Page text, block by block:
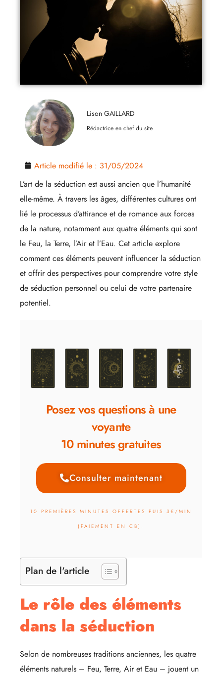
Lison GAILLARD
Rédactrice en chef du site
Article modifié le : 31/05/2024
L’art de la séduction est aussi ancien que l’humanité
elle-même. À travers les âges, différentes cultures ont
lié le processus d’attirance et de romance aux forces
de la nature, notamment aux quatre éléments qui sont
le Feu, la Terre, l’Air et l’Eau. Cet article explore
comment ces éléments peuvent influencer la séduction
et offrir des perspectives pour comprendre votre style
de séduction personnel ou celui de votre partenaire
potentiel.
Posez vos questions à une
voyante
10 minutes gratuites
Consulter maintenant
10 PREMIÈRES MINUTES OFFERTES PUIS 3€/MIN
(PAIEMENT EN CB).
Plan de l'article
Le rôle des éléments
dans la séduction
Selon de nombreuses traditions anciennes, les quatre
éléments naturels – Feu, Terre, Air et Eau – jouent un